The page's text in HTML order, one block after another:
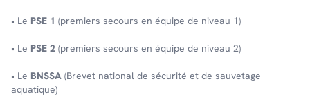
• Le PSE 1 (premiers secours en équipe de niveau 1)
• Le PSE 2 (premiers secours en équipe de niveau 2)
• Le BNSSA (Brevet national de sécurité et de sauvetage
aquatique)